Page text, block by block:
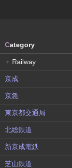
Category
▼ Railway
京成
京急
東京都交通局
北総鉄道
新京成電鉄
芝山鉄道